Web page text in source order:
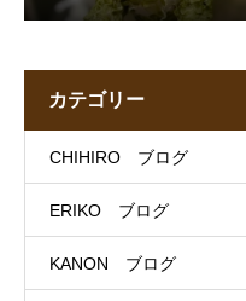
カテゴリー
CHIHIRO ブログ
ERIKO ブログ
KANON ブログ